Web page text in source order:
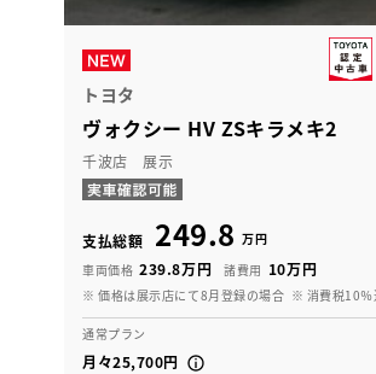
トヨタ
ヴォクシー HV ZSキラメキ2
千波店 展示
支払総額 249.8 万円
車両価格 239.8万円 諸費用 10万円
※ 価格は展示店にて8月登録の場合 ※ 消費税10％
通常プラン
月々25,700円